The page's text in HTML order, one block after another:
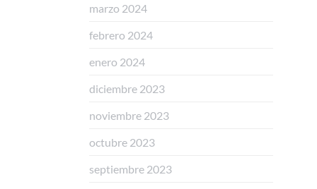
marzo 2024
febrero 2024
enero 2024
diciembre 2023
noviembre 2023
octubre 2023
septiembre 2023